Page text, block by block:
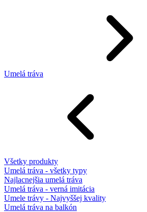
Umelá tráva
Všetky produkty
Umelá tráva - všetky typy
Najlacnejšia umelá tráva
Umelá tráva - verná imitácia
Umele trávy - Najvyššej kvality
Umelá tráva na balkón